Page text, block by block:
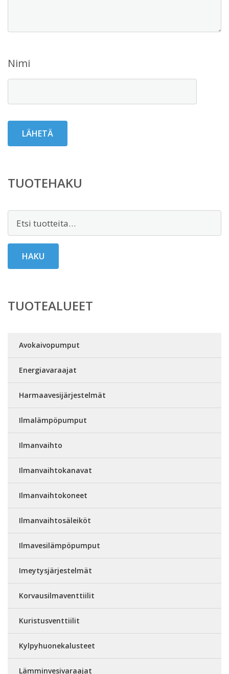
Nimi
TUOTEHAKU
HAKU
TUOTEALUEET
Avokaivopumput
Energiavaraajat
Harmaavesijärjestelmät
Ilmalämpöpumput
Ilmanvaihto
Ilmanvaihtokanavat
Ilmanvaihtokoneet
Ilmanvaihtosäleiköt
Ilmavesilämpöpumput
Imeytysjärjestelmät
Korvausilmaventtiilit
Kuristusventtiilit
Kylpyhuonekalusteet
Lämminvesivaraajat